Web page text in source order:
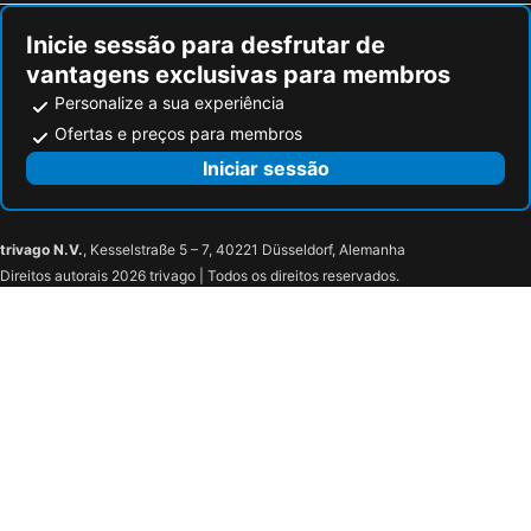
Inicie sessão para desfrutar de
vantagens exclusivas para membros
Personalize a sua experiência
Ofertas e preços para membros
Iniciar sessão
trivago N.V., Kesselstraße 5 – 7, 40221 Düsseldorf, Alemanha
Direitos autorais 2026 trivago | Todos os direitos reservados.